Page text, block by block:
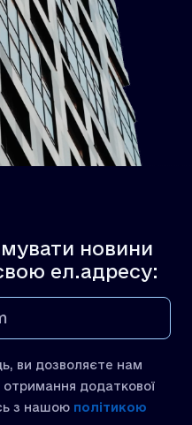
новини
ел.адресу:
ви дозволяєте нам
додаткової
з нашою політикою